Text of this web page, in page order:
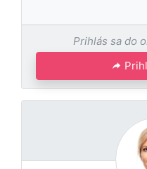
Prihlás sa do